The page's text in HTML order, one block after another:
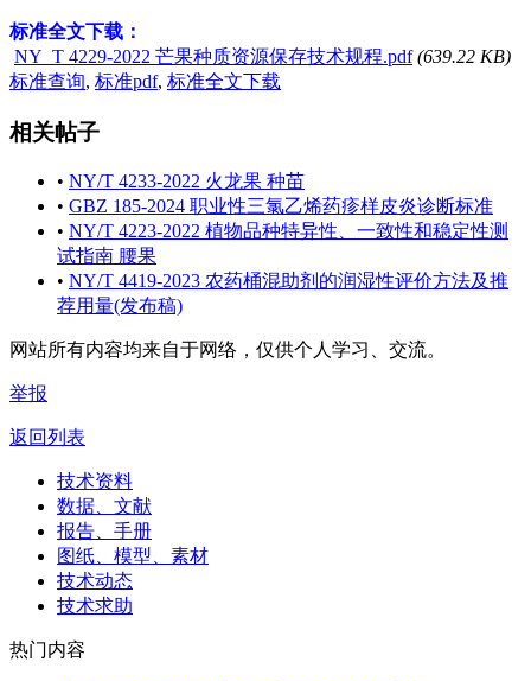
标准全文下载：
NY_T 4229-2022 芒果种质资源保存技术规程.pdf (639.22 KB)
标准查询, 标准pdf, 标准全文下载
相关帖子
• NY/T 4233-2022 火龙果 种苗
• GBZ 185-2024 职业性三氯乙烯药疹样皮炎诊断标准
• NY/T 4223-2022 植物品种特异性、一致性和稳定性测
试指南 腰果
• NY/T 4419-2023 农药桶混助剂的润湿性评价方法及推
荐用量(发布稿)
网站所有内容均来自于网络，仅供个人学习、交流。
举报
返回列表
技术资料
数据、文献
报告、手册
图纸、模型、素材
技术动态
技术求助
热门内容